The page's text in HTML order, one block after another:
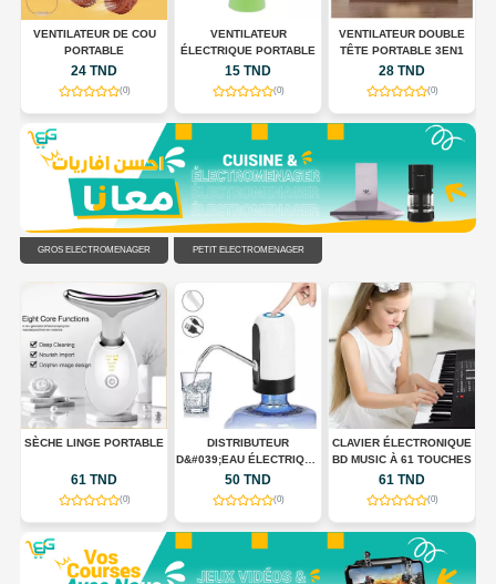
VENTILATEUR DE COU
PORTABLE
24 TND
(0)
VENTILATEUR
ÉLECTRIQUE PORTABLE
15 TND
(0)
VENTILATEUR DOUBLE
TÊTE PORTABLE 3EN1
28 TND
(0)
GROS ÉLECTROMÉNAGER PETIT ÉLECTROMÉNAGER
SÈCHE LINGE PORTABLE
61 TND
(0)
DISTRIBUTEUR
D&#039;EAU ÉLECTRIQUE
PORTABLE USB
RECHARGEABLE
50 TND
(0)
CLAVIER ÉLECTRONIQUE
BD MUSIC À 61 TOUCHES
61 TND
(0)